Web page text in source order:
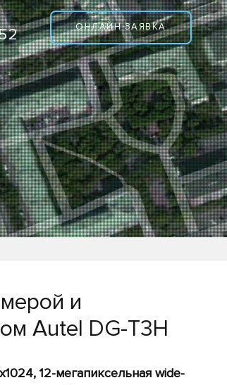
ОНЛАЙН ЗАЯВКА
и
Autel DG-T3H
12-мегапиксельная wide-